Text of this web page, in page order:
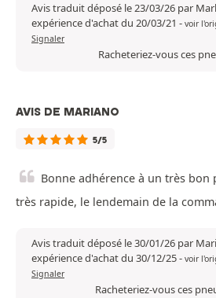
Avis traduit déposé le 23/03/26 par
expérience d'achat du 20/03/21 - voir
Signaler
Racheteriez-vous ces
AVIS DE MARIANO
5/5
Bonne adhérence à un très
très rapide, le lendemain de la
Avis traduit déposé le 30/01/26 par
expérience d'achat du 30/12/25- voir
Signaler
Racheteriez-vous ces